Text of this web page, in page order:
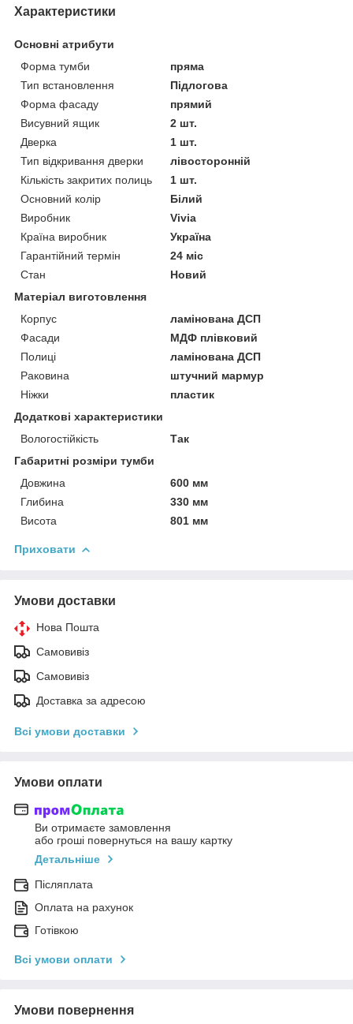
Характеристики
Основні атрибути
Форма тумби
пряма
Тип встановлення
Підлогова
Форма фасаду
прямий
Висувний ящик
2 шт.
Дверка
1 шт.
Тип відкривання дверки
лівосторонній
Кількість закритих полиць
1 шт.
Основний колір
Білий
Виробник
Vivia
Країна виробник
Україна
Гарантійний термін
24 міс
Стан
Новий
Матеріал виготовлення
Корпус
ламінована ДСП
Фасади
МДФ плівковий
Полиці
ламінована ДСП
Раковина
штучний мармур
Ніжки
пластик
Додаткові характеристики
Вологостійкість
Так
Габаритні розміри тумби
Довжина
600 мм
Глибина
330 мм
Висота
801 мм
Приховати
Умови доставки
Нова Пошта
Самовивіз
Самовивіз
Доставка за адресою
Всі умови доставки
Умови оплати
Ви отримаєте замовлення
або гроші повернуться на вашу картку
Детальніше
Післяплата
Оплата на рахунок
Готівкою
Всі умови оплати
Умови повернення